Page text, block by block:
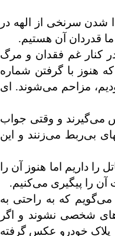
شدن سرنخی از الهه در
ما قدردان آن هستیم.
کنار غم فقدان و مرگ
هنوز با گرفتن شماره
مزاحم می‌شوند. ای
می‌گیرند و وقتی جواب
بی‌ربط می‌زنند و این
داریم اما هنوز آن را
آن را پیگیری می‌کنیم.
می‌گویم که به راحتی به
شخصی نشوند و اگر
پلاک خودرو عکس گرفته